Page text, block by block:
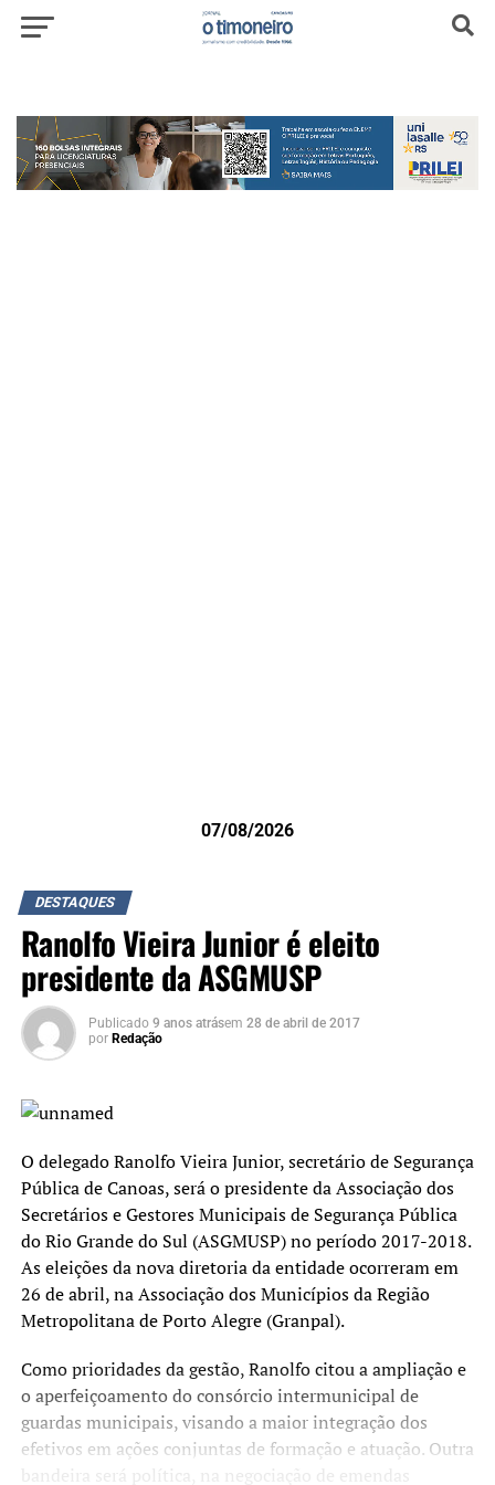
07/08/2026
DESTAQUES
Ranolfo Vieira Junior é eleito
presidente da ASGMUSP
Publicado 9 anos atrásem 28 de abril de 2017
por Redação
O delegado Ranolfo Vieira Junior, secretário de Segurança
Pública de Canoas, será o presidente da Associação dos
Secretários e Gestores Municipais de Segurança Pública
do Rio Grande do Sul (ASGMUSP) no período 2017-2018.
As eleições da nova diretoria da entidade ocorreram em
26 de abril, na Associação dos Municípios da Região
Metropolitana de Porto Alegre (Granpal).
Como prioridades da gestão, Ranolfo citou a ampliação e
o aperfeiçoamento do consórcio intermunicipal de
guardas municipais, visando a maior integração dos
efetivos em ações conjuntas de formação e atuação. Outra